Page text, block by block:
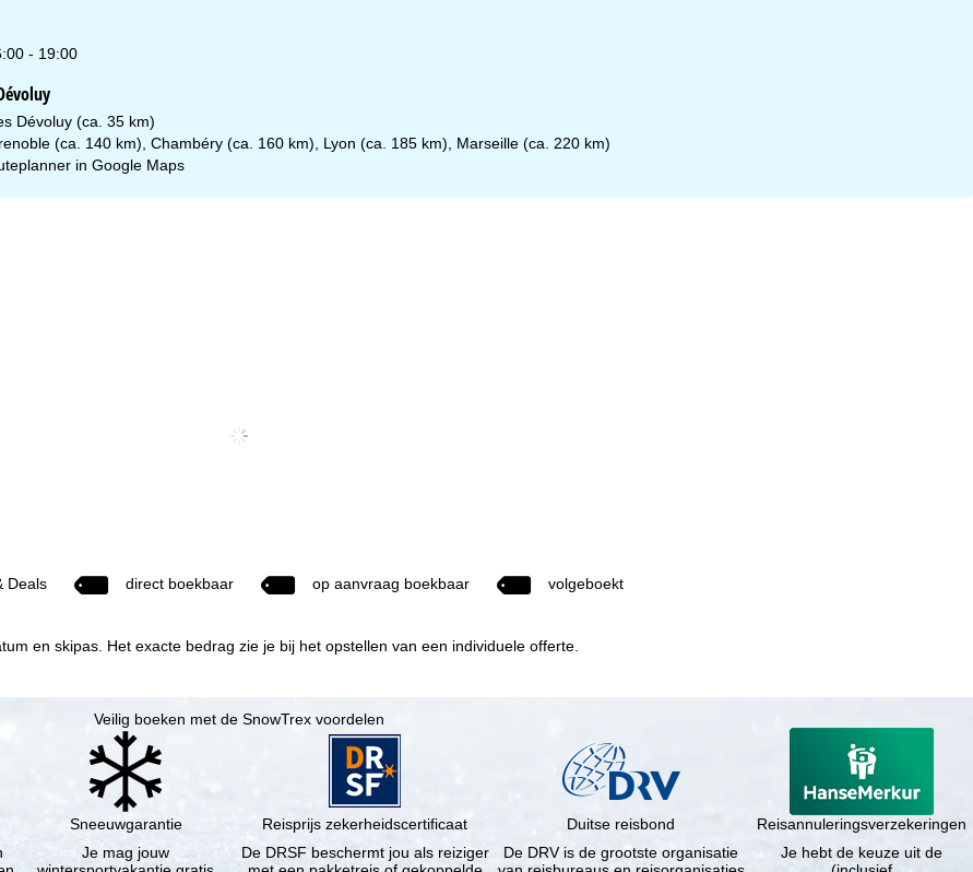
- 19:00
Dévoluy (ca. 35 km)
(ca. 140 km), Chambéry (ca. 160 km), Lyon (ca. 185 km), Marseille (ca. 220 km)
in Google Maps
Deals direct boekbaar op aanvraag boekbaar volgeboekt
en skipas. Het exacte bedrag zie je bij het opstellen van een individuele offerte.
Veilig boeken met de SnowTrex voordelen
Sneeuwgarantie
Je mag jouw
Reisprijs zekerheidscertificaat
De DRSF beschermt jou als reiziger
Duitse reisbond
De DRV is de grootste organisatie
Reisannuleringsverzekeringen
Je hebt de keuze uit de